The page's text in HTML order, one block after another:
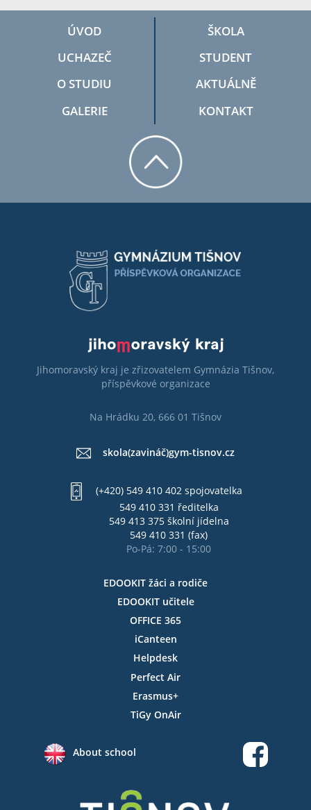
ÚVOD
ŠKOLA
UCHAZEČ
STUDENT
O STUDIU
AKTUÁLNĚ
GALERIE
KONTAKT
Jihomoravský kraj je zřizovatelem Gymnázia Tišnov,
příspěvkové organizace
Na Hrádku 20, 666 01 Tišnov
skola(zavináč)gym-tisnov.cz
(+420) 549 410 402 spojovatelka
549 410 331 ředitelka
549 413 375 školní jídelna
549 410 331 (fax)
Po-Pá: 7:00 - 15:00
EDOOKIT žáci a rodiče
EDOOKIT učitele
OFFICE 365
iCanteen
Helpdesk
Perfect Air
Erasmus+
TiGy OnAir
About school